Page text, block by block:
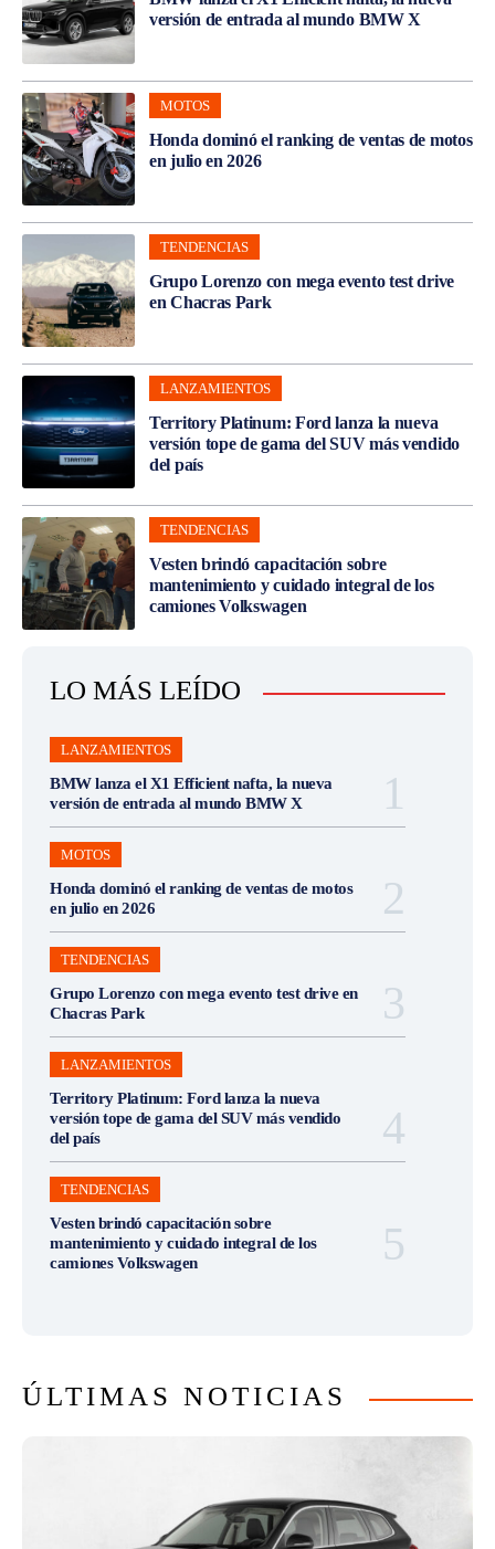
versión de entrada al mundo BMW X
MOTOS
Honda dominó el ranking de ventas de motos
en julio en 2026
TENDENCIAS
Grupo Lorenzo con mega evento test drive
en Chacras Park
LANZAMIENTOS
Territory Platinum: Ford lanza la nueva
versión tope de gama del SUV más vendido
del país
TENDENCIAS
Vesten brindó capacitación sobre
mantenimiento y cuidado integral de los
camiones Volkswagen
LO MÁS LEÍDO
LANZAMIENTOS
BMW lanza el X1 Efficient nafta, la nueva
versión de entrada al mundo BMW X
MOTOS
Honda dominó el ranking de ventas de motos
en julio en 2026
TENDENCIAS
Grupo Lorenzo con mega evento test drive en
Chacras Park
LANZAMIENTOS
Territory Platinum: Ford lanza la nueva
versión tope de gama del SUV más vendido
del país
TENDENCIAS
Vesten brindó capacitación sobre
mantenimiento y cuidado integral de los
camiones Volkswagen
ÚLTIMAS NOTICIAS